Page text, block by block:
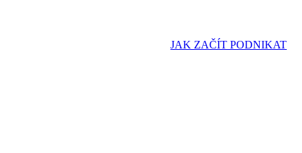
JAK ZAČÍT PODNIKAT